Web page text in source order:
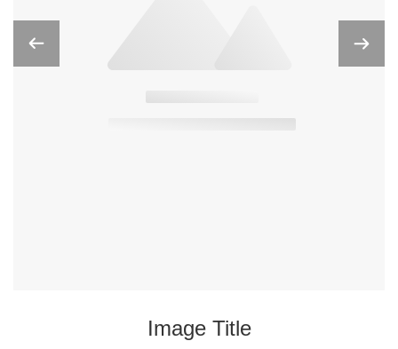
Image Title